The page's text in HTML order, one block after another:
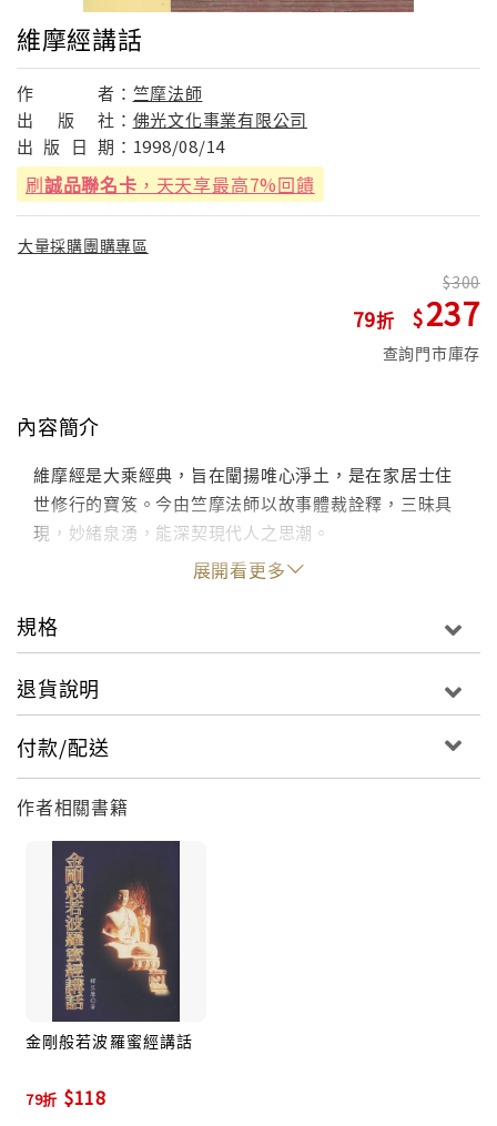
維摩經講話
作 者： 竺摩法師
出
版 社： 佛光文化事業有限公司
出 版 日 期： 1998/08/14
刷誠品聯名卡 ，天天享最高7%回饋
大量採購團購專區
79
300
237
查詢門市庫存
內容簡介
維摩經是大乘經典，旨在闡揚唯心淨土，是在家居士住
世修行的寶笈。今由竺摩法師以故事體裁詮釋，三昧具
現，妙緒泉湧，能深契現代人之思潮。
展開看更多
規格
退貨說明
付款/配送
作者相關書籍
金剛般若波羅蜜經講話
79折 $118